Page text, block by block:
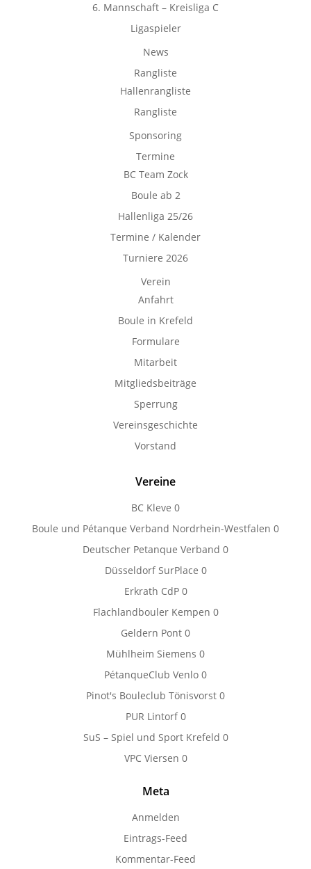
6. Mannschaft – Kreisliga C
Ligaspieler
News
Rangliste
Hallenrangliste
Rangliste
Sponsoring
Termine
BC Team Zock
Boule ab 2
Hallenliga 25/26
Termine / Kalender
Turniere 2026
Verein
Anfahrt
Boule in Krefeld
Formulare
Mitarbeit
Mitgliedsbeiträge
Sperrung
Vereinsgeschichte
Vorstand
Vereine
BC Kleve 0
Boule und Pétanque Verband Nordrhein-Westfalen 0
Deutscher Petanque Verband 0
Düsseldorf SurPlace 0
Erkrath CdP0
Flachlandbouler Kempen 0
Geldern Pont 0
Mühlheim Siemens 0
PétanqueClub Venlo 0
Pinot's Bouleclub Tönisvorst 0
PUR Lintorf0
SuS – Spiel und Sport Krefeld 0
VPC Viersen 0
Meta
Anmelden
Eintrags-Feed
Kommentar-Feed